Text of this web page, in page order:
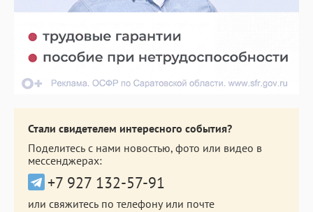
Стали свидетелем интересного события?
Поделитесь с нами новостью, фото или видео в
мессенджерах:
+7 927 132-57-91
или свяжитесь по телефону или почте